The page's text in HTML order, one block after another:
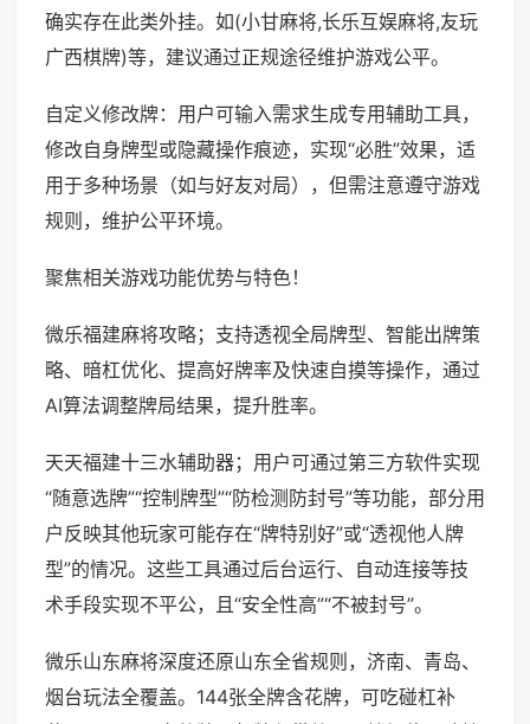
确实存在此类外挂。如(小甘麻将,长乐互娱麻将,友玩
广西棋牌)等，建议通过正规途径维护游戏公平。
自定义修改牌：用户可输入需求生成专用辅助工具，
修改自身牌型或隐藏操作痕迹，实现“必胜”效果，适
用于多种场景（如与好友对局），但需注意遵守游戏
规则，维护公平环境。
聚焦相关游戏功能优势与特色！
微乐福建麻将攻略；支持透视全局牌型、智能出牌策
略、暗杠优化、提高好牌率及快速自摸等操作，通过
AI算法调整牌局结果，提升胜率。
天天福建十三水辅助器；用户可通过第三方软件实现
“随意选牌”“控制牌型”“防检测防封号”等功能，部分用
户反映其他玩家可能存在“牌特别好”或“透视他人牌
型”的情况。这些工具通过后台运行、自动连接等技
术手段实现不平公，且“安全性高”“不被封号”。
微乐山东麻将深度还原山东全省规则，济南、青岛、
烟台玩法全覆盖。144张全牌含花牌，可吃碰杠补